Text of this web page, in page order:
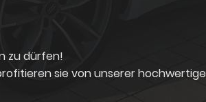
zu dürfen!
sie von unserer